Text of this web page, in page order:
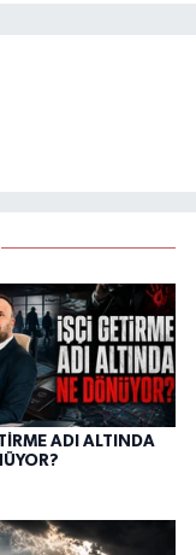
ADI ALTINDA